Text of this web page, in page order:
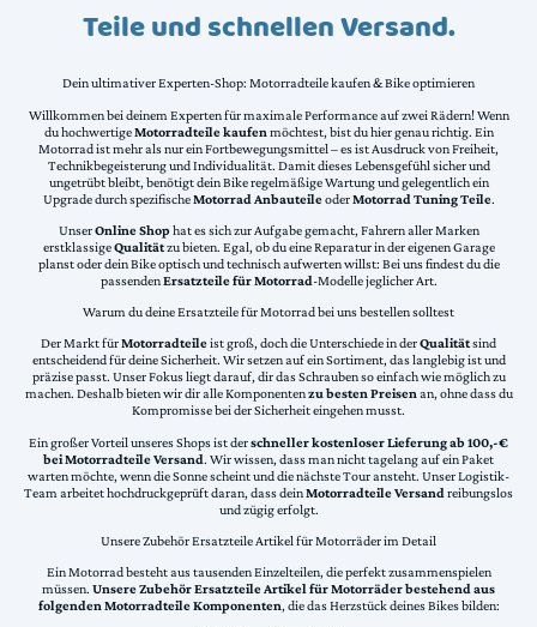
Teile und schnellen Versand.
Dein ultimativer Experten-Shop: Motorradteile kaufen & Bike optimieren
Willkommen bei deinem Experten für maximale Performance auf zwei Rädern! Wenn
du hochwertigeMotorradteile kaufen möchtest, bist du hier genau richtig. Ein
Motorrad ist mehr als nur ein Fortbewegungsmittel – es ist Ausdruck von Freiheit,
Technikbegeisterung und Individualität. Damit dieses Lebensgefühl sicher und
ungetrübt bleibt, benötigt dein Bike regelmäßige Wartung und gelegentlich ein
Upgrade durch spezifischeMotorrad AnbauteileoderMotorrad Tuning Teile.
UnserOnline Shophat es sich zur Aufgabe gemacht, Fahrern aller Marken
erstklassigeQualitätzu bieten. Egal, ob du eine Reparatur in der eigenen Garage
planst oder dein Bike optisch und technisch aufwerten willst: Bei uns findest du die
passendenErsatzteile für Motorrad-Modelle jeglicher Art.
Warum du deine Ersatzteile für Motorrad bei uns bestellen solltest
Der Markt fürMotorradteileist groß, doch die Unterschiede in derQualitätsind
entscheidend für deine Sicherheit. Wir setzen auf ein Sortiment, das langlebig ist und
präzise passt. Unser Fokus liegt darauf, dir das Schrauben so einfach wie möglich zu
machen. Deshalb bieten wir dir alle Komponentenzu besten Preisenan, ohne dass du
Kompromisse bei der Sicherheit eingehen musst.
Ein großer Vorteil unseres Shops ist derschneller kostenloser Lieferung ab 100,-€
bei Motorradteile Versand. Wir wissen, dass man nicht tagelang auf ein Paket
warten möchte, wenn die Sonne scheint und die nächste Tour ansteht. Unser Logistik-
Team arbeitet hochdruckgeprüft daran, dass deinMotorradteile Versand reibungslos
und zügig erfolgt.
Unsere Zubehör Ersatzteile Artikel für Motorräder im Detail
Ein Motorrad besteht aus tausenden Einzelteilen, die perfekt zusammenspielen
müssen. Unsere Zubehör Ersatzteile Artikel für Motorräder bestehend aus
folgenden Motorradteile Komponenten, die das Herzstück deines Bikes bilden: